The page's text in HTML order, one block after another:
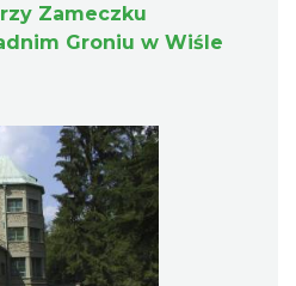
Zameczku
Groniu w Wiśle